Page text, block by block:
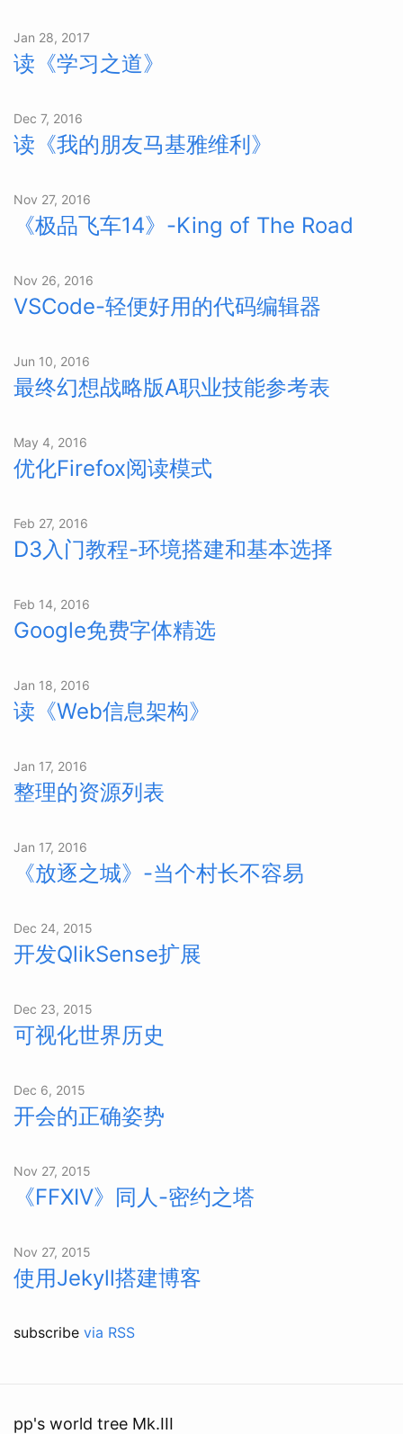
Jan 28, 2017
读《学习之道》
Dec 7, 2016
读《我的朋友马基雅维利》
Nov 27, 2016
《极品飞车14》-King of The Road
Nov 26, 2016
VSCode-轻便好用的代码编辑器
Jun 10, 2016
最终幻想战略版A职业技能参考表
May 4, 2016
优化Firefox阅读模式
Feb 27, 2016
D3入门教程-环境搭建和基本选择
Feb 14, 2016
Google免费字体精选
Jan 18, 2016
读《Web信息架构》
Jan 17, 2016
整理的资源列表
Jan 17, 2016
《放逐之城》-当个村长不容易
Dec 24, 2015
开发QlikSense扩展
Dec 23, 2015
可视化世界历史
Dec 6, 2015
开会的正确姿势
Nov 27, 2015
《FFXIV》同人-密约之塔
Nov 27, 2015
使用Jekyll搭建博客
subscribe via RSS
pp's world tree Mk.III